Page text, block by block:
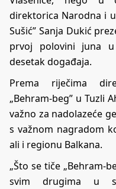
direktorica Narodna i
Sušić” Sanja Dukić
prvoj polovini juna
desetak događaja.
Prema riječima
„Behram-beg” u Tuzli
važno za nadolazeće
s važnom nagradom
ali i regionu Balkana.
„Što se tiče „Behram-
svim drugima u